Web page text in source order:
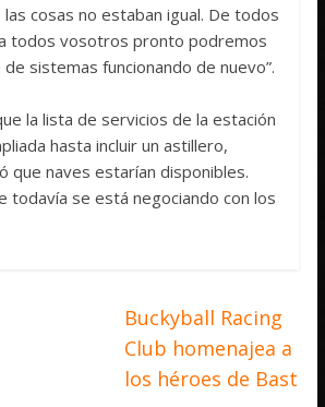
cosas no estaban igual. De todos
todos vosotros pronto podremos
sistemas funcionando de nuevo”.
la lista de servicios de la estación
hasta incluir un astillero,
que naves estarían disponibles.
todavía se está negociando con los
Buckyball Racing
Club homenajea a
los héroes de Bast